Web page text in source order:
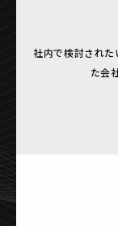
社内で検討され
た会